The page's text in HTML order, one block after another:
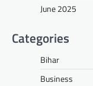
June 2025
Categories
Bihar
Business